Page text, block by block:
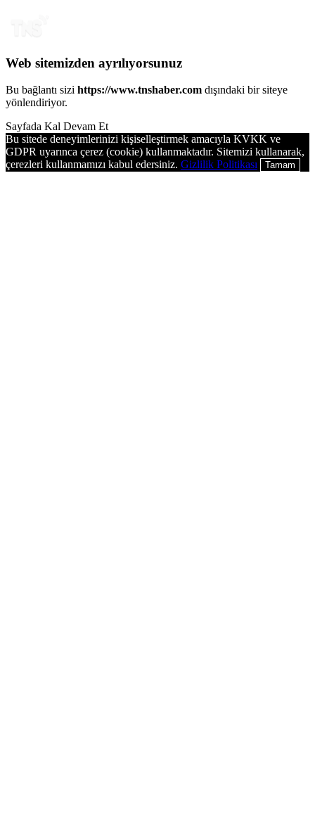
Web sitemizden ayrılıyorsunuz
Bu bağlantı sizi https://www.tnshaber.com dışındaki bir siteye
yönlendiriyor.
Sayfada Kal Devam Et
Bu sitede deneyimlerinizi kişiselleştirmek amacıyla KVKK ve
GDPR uyarınca çerez (cookie) kullanmaktadır. Sitemizi kullanarak,
çerezleri kullanmamızı kabul edersiniz. Gizlilik Politikası Tamam